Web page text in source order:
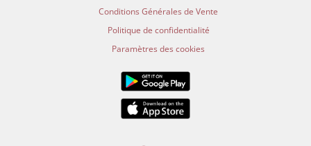
Conditions Générales de Vente
Politique de confidentialité
Paramètres des cookies